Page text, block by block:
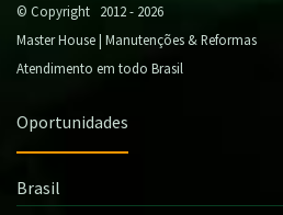
© Copyright 2012 - 2026
Master House | Manutenções & Reformas
Atendimento em todo Brasil
Oportunidades
Brasil